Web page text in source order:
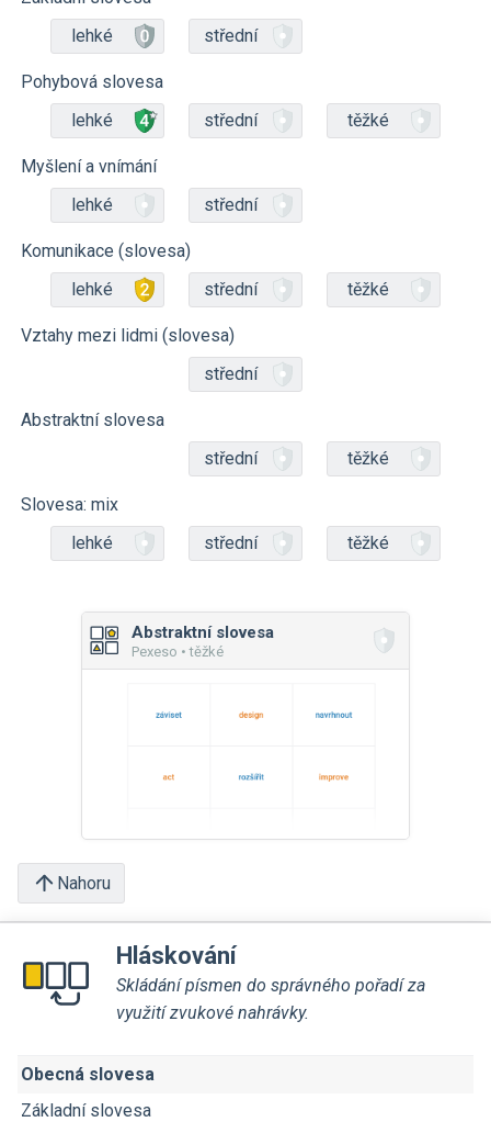
lehké
střední
Pohybová slovesa
lehké
střední těžké
Myšlení a vnímání
lehké
střední
Komunikace (slovesa)
lehké
střední těžké
Vztahy mezi lidmi (slovesa)
střední
Abstraktní slovesa
střední
těžké
Slovesa: mix
lehké
střední těžké
Abstraktní slovesa
Pexeso • těžké
Nahoru
Hláskování
Skládání písmen do správného pořadí za
využití zvukové nahrávky.
Obecná slovesa
Základní slovesa